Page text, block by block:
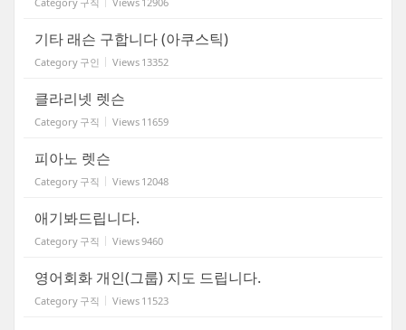
기타 래슨 구합니다 (아쿠스틱)
Category 구인 Views 13352
클라리넷 렛슨
Category 구직 Views 11659
피아노 렛슨
Category 구직 Views 12048
애기봐드립니다.
Category 구직 Views9460
영어회화 개인(그룹) 지도 드립니다.
Category 구직 Views 11523